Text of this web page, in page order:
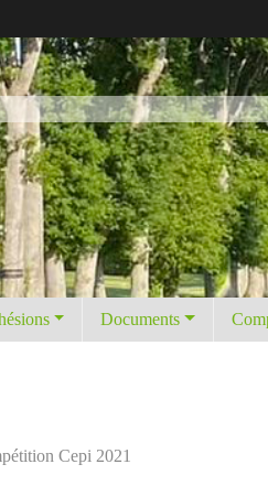
Documents
Cepi 2021